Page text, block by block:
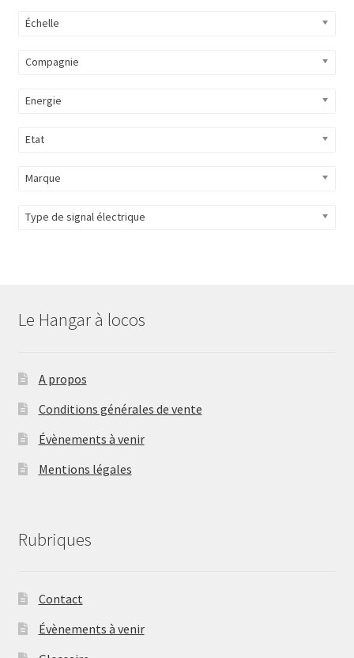
Échelle
Compagnie
Energie
Etat
Marque
Type de signal électrique
Le Hangar à locos
A propos
Conditions générales de vente
Évènements à venir
Mentions légales
Rubriques
Contact
Évènements à venir